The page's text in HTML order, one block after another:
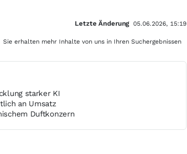
starker KI
an Umsatz
Duftkonzern
Letzte Änderung 05.06.2026, 15:19
Sie erhalten mehr Inhalte von uns in Ihren Suchergebnissen